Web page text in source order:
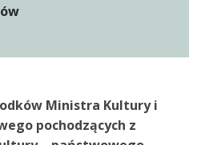
Ministra Kultury i
pochodzących z